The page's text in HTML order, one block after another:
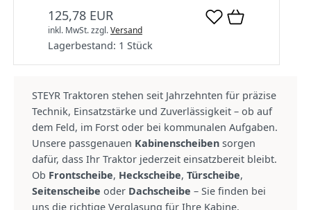
125,78 EUR
inkl. MwSt.zzgl.Versand
Lagerbestand: 1 Stück
STEYR Traktoren stehen seit Jahrzehnten für präzise
Technik, Einsatzstärke und Zuverlässigkeit – ob auf
dem Feld, im Forst oder bei kommunalen Aufgaben.
Unsere passgenauen Kabinenscheiben sorgen
dafür, dass Ihr Traktor jederzeit einsatzbereit bleibt.
Ob Frontscheibe, Heckscheibe, Türscheibe,
Seitenscheibe oder Dachscheibe – Sie finden bei
uns die richtige Verglasung für Ihre Kabine.